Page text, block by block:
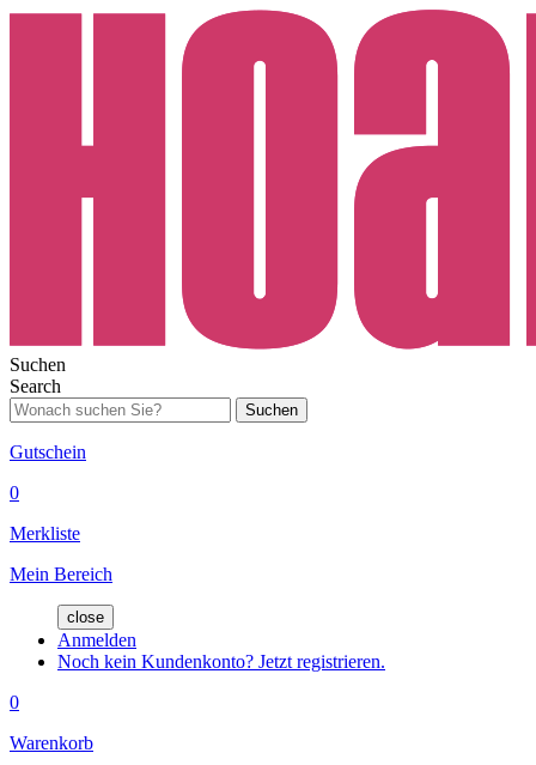
Suchen
Search
Suchen
Gutschein
0
Merkliste
Mein Bereich
close
Anmelden
Noch kein Kundenkonto? Jetzt registrieren.
0
Warenkorb